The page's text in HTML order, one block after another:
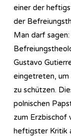
einer der
der
Man darf
Gustavo
eingetreten, um
zu schützen.
polnischen
zum Erzbischof
heftigster Kritik